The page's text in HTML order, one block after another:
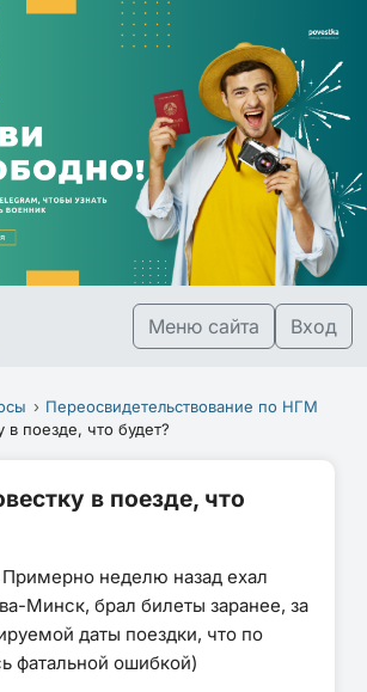
Меню сайта Вход
Переосвидетельствование по НГМ
в поезде, что будет?
в поезде, что
неделю назад ехал
Минск, брал билеты заранее, за
даты поездки, что по
фатальной ошибкой)